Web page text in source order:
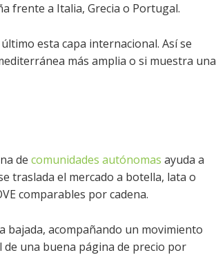
frente a Italia, Grecia o Portugal.
esta capa internacional. Así se
más amplia o si muestra una
de comunidades autónomas ayuda a
traslada el mercado a botella, lata o
comparables por cadena.
bajada, acompañando un movimiento
una buena página de precio por